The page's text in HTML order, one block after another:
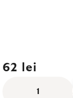
62 lei